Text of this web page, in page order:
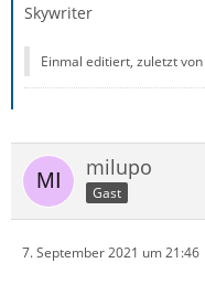
Skywriter
Einmal editiert, zuletzt von
milupo
Gast
7. September 2021 um 21:46